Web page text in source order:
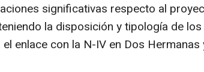
significativas respecto al
la disposición y tipología de
enlace con la N-IV en Dos Hermanas